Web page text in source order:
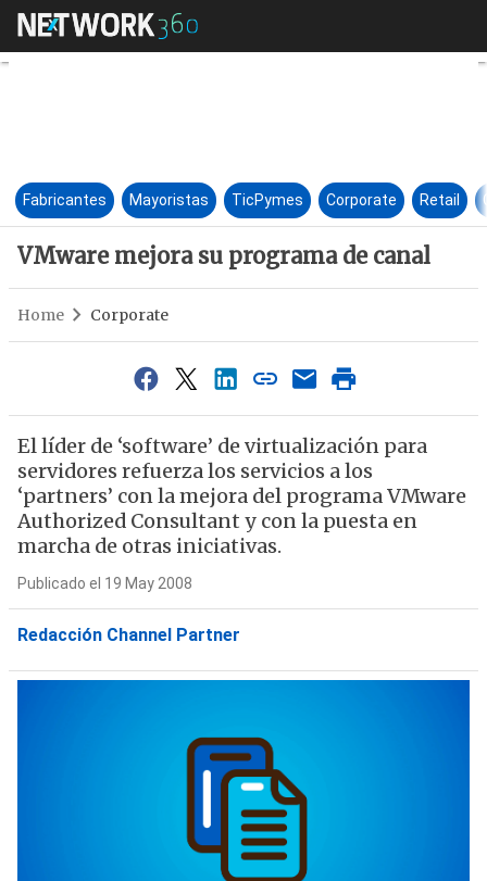
VMware mejora su programa
Fabricantes Mayoristas TicPymes Corporate Retail
VMware mejora su programa de canal
Home Corporate
El líder de ‘software’ de virtualización para
servidores refuerza los servicios a los
‘partners’ con la mejora del programa VMware
Authorized Consultant y con la puesta en
marcha de otras iniciativas.
Publicado el 19 May 2008
Redacción Channel Partner